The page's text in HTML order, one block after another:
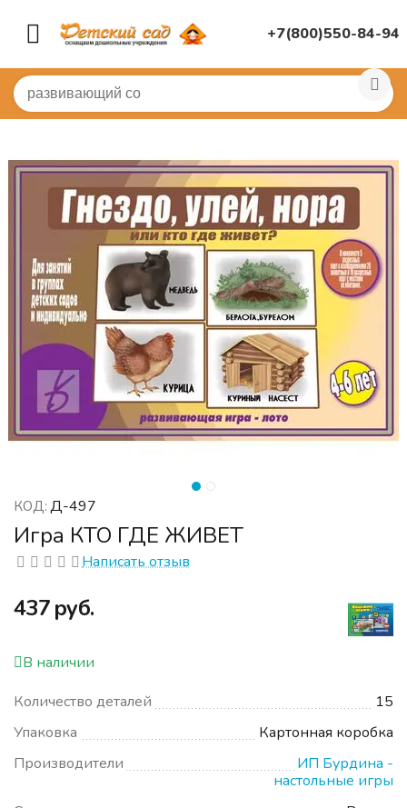
+7(800)550-84-94
Главная / ДИДАКТИЧЕСКИЕ ИГРЫ Настольные игры
КОД: Д-497
Игра КТО ГДЕ ЖИВЕТ
Написать отзыв
‍437‍руб.
В наличии
Количество деталей
15
Упаковка
Картонная коробка
Производители
ИП Бурдина -
настольные игры